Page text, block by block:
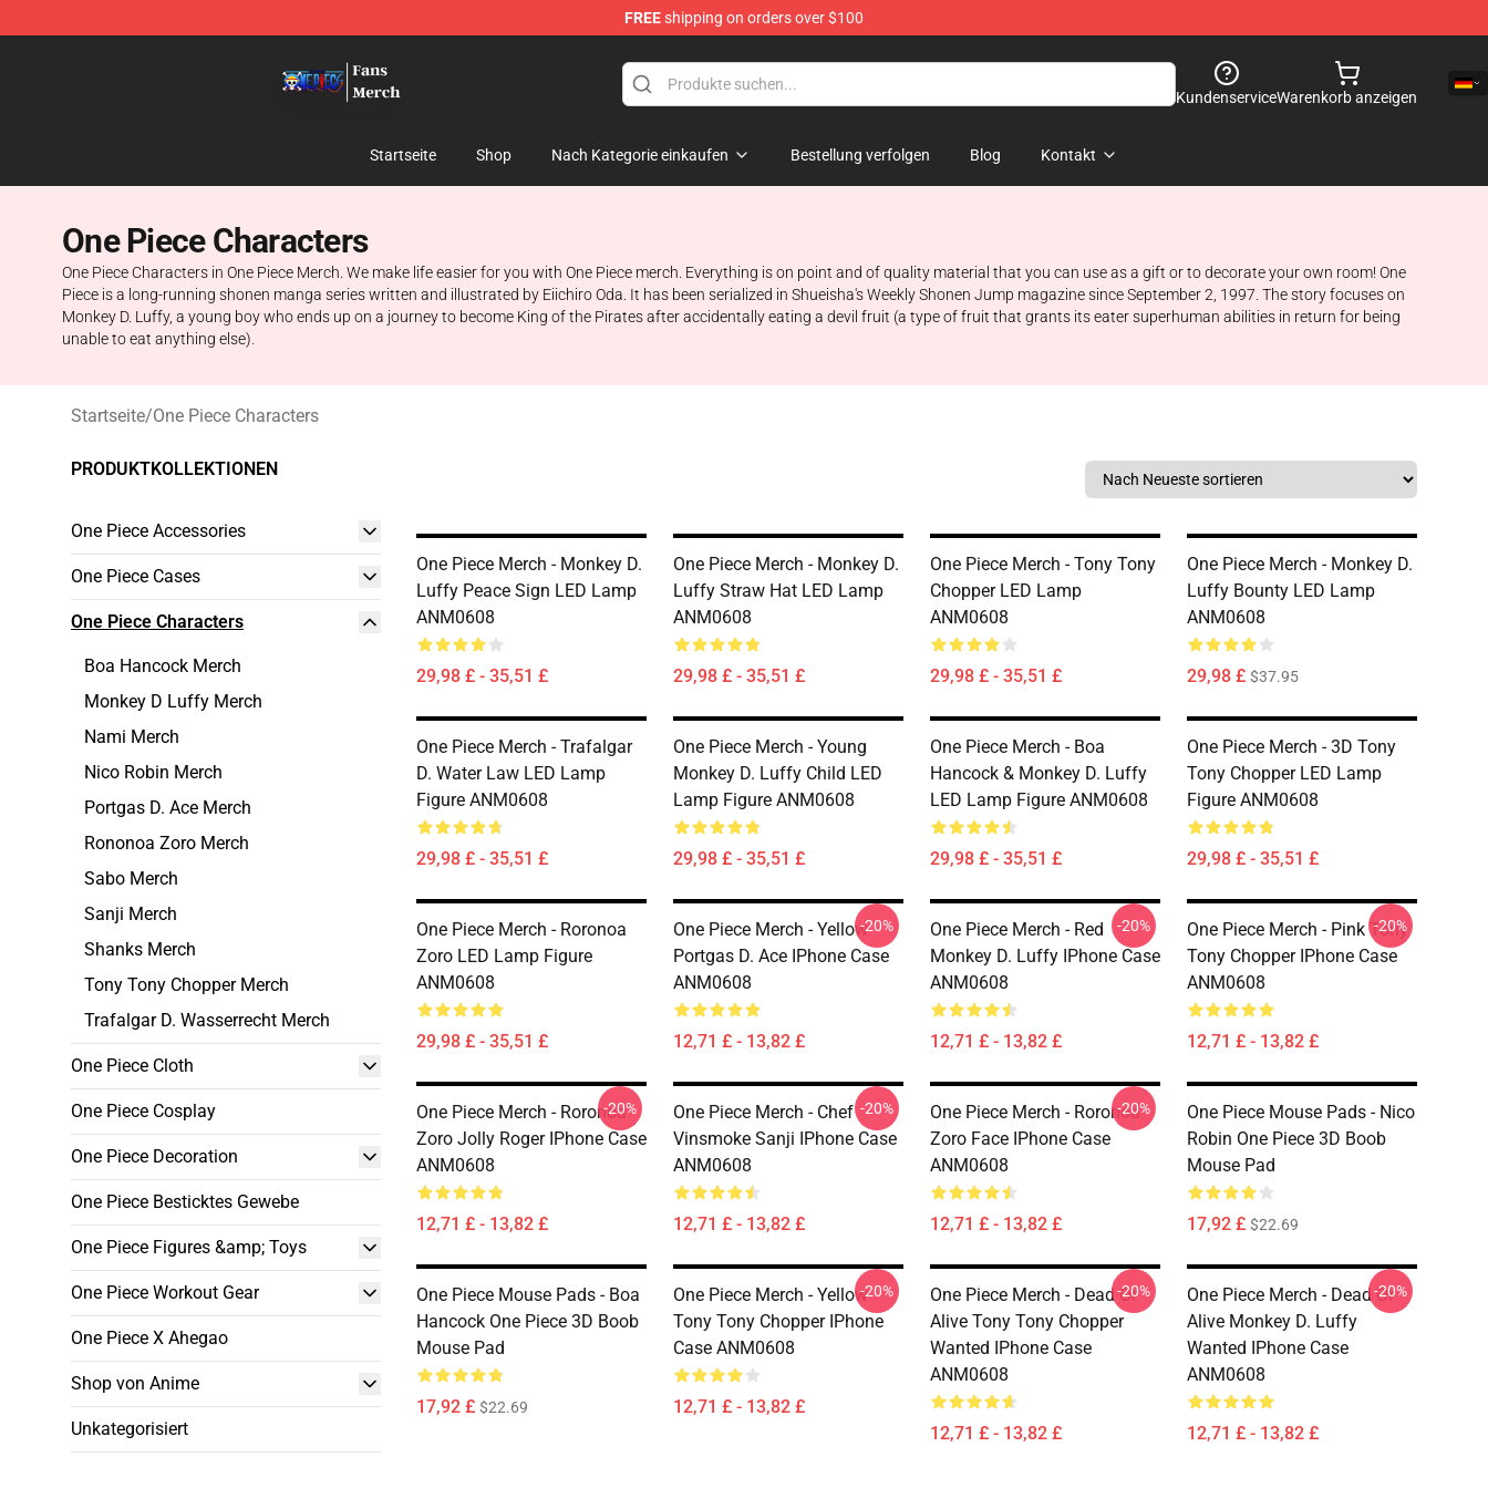
FREEshipping on orders over $100
KundenserviceWarenkorb anzeigen
Startseite Shop Nach Kategorie einkaufen Bestellung verfolgen Blog Kontakt
One Piece Characters
One Piece Characters in One Piece Merch. We make life easier for you with One Piece merch. Everything is on point and of quality material that you can use as a gift or to decorate your own room! One
Piece is a long-running shonen manga series written and illustrated by Eiichiro Oda. It has been serialized in Shueisha's Weekly Shonen Jump magazine since September 2, 1997. The story focuses on
Monkey D. Luffy, a young boy who ends up on a journey to become King of the Pirates after accidentally eating a devil fruit (a type of fruit that grants its eater superhuman abilities in return for being
unable to eat anything else).
Startseite/One Piece Characters
PRODUKTKOLLEKTIONEN
One Piece Accessories
One Piece Cases
One Piece Characters
Boa Hancock Merch
Monkey D Luffy Merch
Nami Merch
Nico Robin Merch
Portgas D. Ace Merch
Rononoa Zoro Merch
Sabo Merch
Sanji Merch
Shanks Merch
Tony Tony Chopper Merch
Trafalgar D. Wasserrecht Merch
One Piece Cloth
One Piece Cosplay
One Piece Decoration
One Piece Besticktes Gewebe
One Piece Figures &amp; Toys
One Piece Workout Gear
One Piece X Ahegao
Shop von Anime
Unkategorisiert
One Piece Merch - Monkey D.
Luffy Peace Sign LED Lamp
ANM0608
29,98 £ - 35,51 £
One Piece Merch - Monkey D.
Luffy Straw Hat LED Lamp
ANM0608
29,98 £ - 35,51 £
One Piece Merch - Tony Tony
Chopper LED Lamp
ANM0608
29,98 £ - 35,51 £
One Piece Merch - Monkey D.
Luffy Bounty LED Lamp
ANM0608
29,98 £ $37.95
One Piece Merch - Trafalgar
D. Water Law LED Lamp
Figure ANM0608
29,98 £ - 35,51 £
One Piece Merch - Young
Monkey D. Luffy Child LED
Lamp Figure ANM0608
29,98 £ - 35,51 £
One Piece Merch - Boa
Hancock & Monkey D. Luffy
LED Lamp Figure ANM0608
29,98 £ - 35,51 £
One Piece Merch - 3D Tony
Tony Chopper LED Lamp
Figure ANM0608
29,98 £ - 35,51 £
One Piece Merch - Roronoa
Zoro LED Lamp Figure
ANM0608
29,98 £ - 35,51 £
One Piece Merch - Yellow
Portgas D. Ace IPhone Case
ANM0608
12,71 £ - 13,82 £
-20%
One Piece Merch - Red
Monkey D. Luffy IPhone Case
ANM0608
12,71 £ - 13,82 £
-20%
One Piece Merch - Pink Tony
Tony Chopper IPhone Case
ANM0608
12,71 £ - 13,82 £
-20%
One Piece Merch - Roronoa
Zoro Jolly Roger IPhone Case
ANM0608
12,71 £ - 13,82 £
-20%
One Piece Merch - Chef
Vinsmoke Sanji IPhone Case
ANM0608
12,71 £ - 13,82 £
-20%
One Piece Merch - Roronoa
Zoro Face IPhone Case
ANM0608
12,71 £ - 13,82 £
-20%
One Piece Mouse Pads - Nico
Robin One Piece 3D Boob
Mouse Pad
17,92 £ $22.69
One Piece Mouse Pads - Boa
Hancock One Piece 3D Boob
Mouse Pad
17,92 £ $22.69
One Piece Merch - Yellow
Tony Tony Chopper IPhone
Case ANM0608
12,71 £ - 13,82 £
-20%
One Piece Merch - Dead Or
Alive Tony Tony Chopper
Wanted IPhone Case
ANM0608
12,71 £ - 13,82 £
-20%
One Piece Merch - Dead Or
Alive Monkey D. Luffy
Wanted IPhone Case
ANM0608
12,71 £ - 13,82 £
-20%